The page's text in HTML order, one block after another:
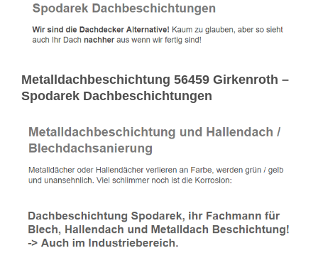
Metalldachbeschichtung 56459 Girkenroth –
Spodarek Dachbeschichtungen